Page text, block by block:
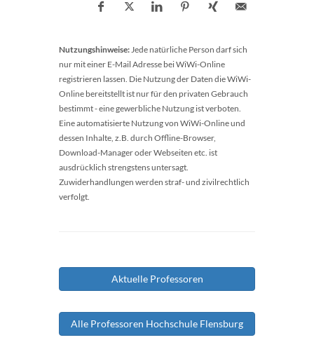
Nutzungshinweise: Jede natürliche Person darf sich
nur mit einer E-Mail Adresse bei WiWi-Online
registrieren lassen. Die Nutzung der Daten die WiWi-
Online bereitstellt ist nur für den privaten Gebrauch
bestimmt - eine gewerbliche Nutzung ist verboten.
Eine automatisierte Nutzung von WiWi-Online und
dessen Inhalte, z.B. durch Offline-Browser,
Download-Manager oder Webseiten etc. ist
ausdrücklich strengstens untersagt.
Zuwiderhandlungen werden straf- und zivilrechtlich
verfolgt.
Aktuelle Professoren
Alle Professoren Hochschule Flensburg